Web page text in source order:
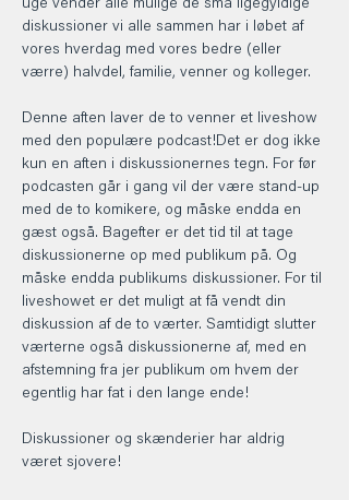
uge vender alle mulige de små ligegyldige
diskussioner vi alle sammen har i løbet af
vores hverdag med vores bedre (eller
værre) halvdel, familie, venner og kolleger.
Denne aften laver de to venner et liveshow
med den populære podcast!Det er dog ikke
kun en aften i diskussionernes tegn. For før
podcasten går i gang vil der være stand-up
med de to komikere, og måske endda en
gæst også. Bagefter er det tid til at tage
diskussionerne op med publikum på. Og
måske endda publikums diskussioner. For til
liveshowet er det muligt at få vendt din
diskussion af de to værter. Samtidigt slutter
værterne også diskussionerne af, med en
afstemning fra jer publikum om hvem der
egentlig har fat i den lange ende!
Diskussioner og skænderier har aldrig
været sjovere!